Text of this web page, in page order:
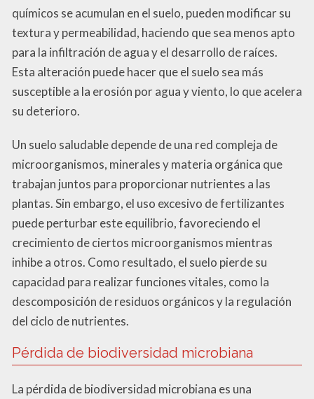
químicos se acumulan en el suelo, pueden modificar su
textura y permeabilidad, haciendo que sea menos apto
para la infiltración de agua y el desarrollo de raíces.
Esta alteración puede hacer que el suelo sea más
susceptible a la erosión por agua y viento, lo que acelera
su deterioro.
Un suelo saludable depende de una red compleja de
microorganismos, minerales y materia orgánica que
trabajan juntos para proporcionar nutrientes a las
plantas. Sin embargo, el uso excesivo de fertilizantes
puede perturbar este equilibrio, favoreciendo el
crecimiento de ciertos microorganismos mientras
inhibe a otros. Como resultado, el suelo pierde su
capacidad para realizar funciones vitales, como la
descomposición de residuos orgánicos y la regulación
del ciclo de nutrientes.
Pérdida de biodiversidad microbiana
La pérdida de biodiversidad microbiana es una